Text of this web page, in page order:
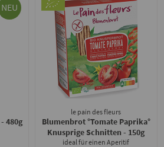
NEU
- 480g
le pain des fleurs
Blumenbrot °Tomate Paprika°
Knusprige Schnitten- 150g
ideal für einen Aperitif